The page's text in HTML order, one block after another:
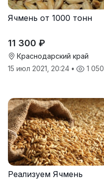
Ячмень от 1000 тонн
11 300 ₽
Краснодарский край
15 июл 2021, 20:24 • 1 050
Реализуем Ячмень